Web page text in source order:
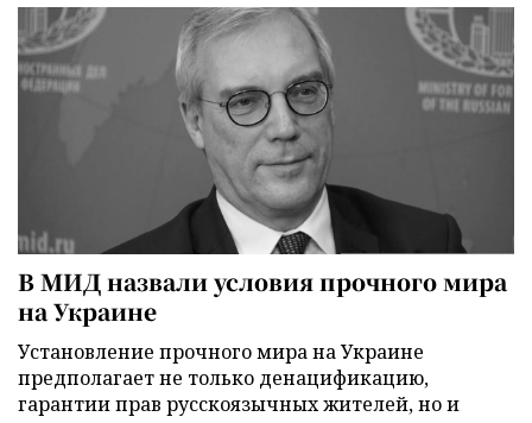
В МИД назвали условия прочного мира
на Украине
Установление прочного мира на Украине
предполагает не только денацификацию,
гарантии прав русскоязычных жителей, но и